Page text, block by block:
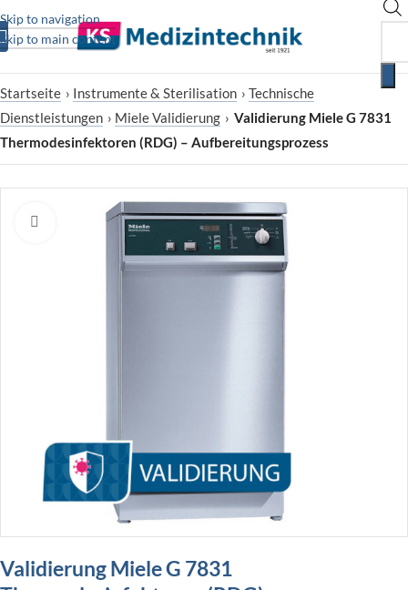
Skip to navigation
Skip to main content
Startseite › Instrumente & Sterilisation › Technische
Dienstleistungen › Miele Validierung › Validierung Miele G 7831
Thermodesinfektoren (RDG) – Aufbereitungsprozess
Zum Vergrößern klicken
Validierung Miele G 7831